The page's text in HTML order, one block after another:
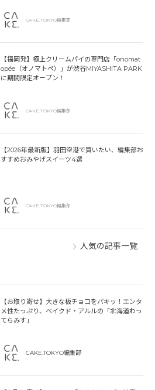
CAKE.TOKYO編集部
【福岡発】極上クリームパイの専門店「onomat
opée（オノマトペ）」が渋谷MIYASHITA PARK
に期間限定オープン！
CAKE.TOKYO編集部
【2026年最新版】羽田空港で買いたい、編集部お
すすめおみやげスイーツ4選
CAKE.TOKYO編集部
人気の記事一覧
【お取り寄せ】大きな板チョコをパキッ！エンタ
メ性たっぷり、ベイクド・アルルの「北海道わっ
てらみす」
CAKE.TOKYO編集部